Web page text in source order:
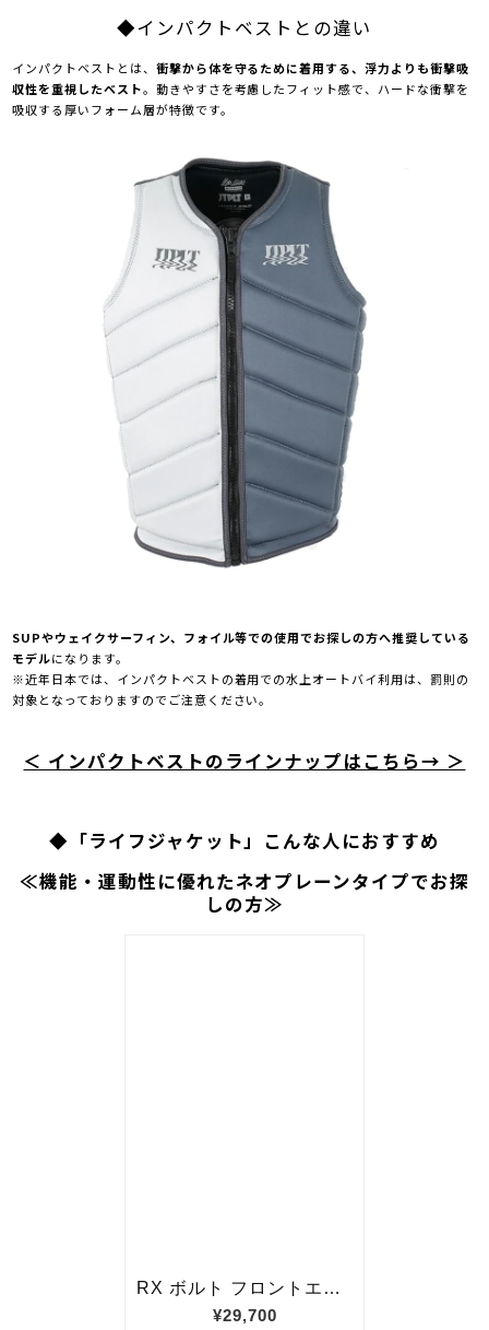
◆インパクトベストとの違い
インパクトベストとは、 衝撃から体を守るために着用する、浮力よりも衝撃吸
収性を重視したベスト。動きやすさを考慮したフィット感で、ハードな衝撃を
吸収する厚いフォーム層が特徴です。
SUPやウェイクサーフィン、フォイル等での使用でお探しの方へ推奨している
モデルになります。
※近年日本では、インパクトベストの着用での水上オートバイ利用は、罰則の
対象となっておりますのでご注意ください。
＜ インパクトベストのラインナップはこちら→ ＞
◆「ライフジャケット」こんな人におすすめ
≪機能・運動性に優れたネオプレーンタイプでお探
しの方≫